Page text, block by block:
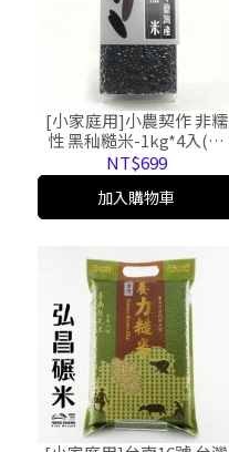
[小家庭用]小農契作 非糯
性 黑秈糙米-1kg*4入(免
運)
NT$699
加入購物車